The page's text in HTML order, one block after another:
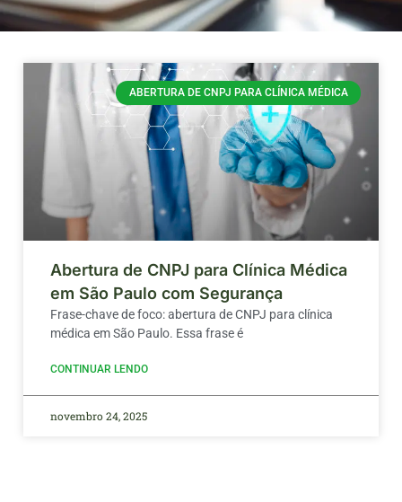
ABERTURA DE CNPJ PARA CLÍNICA MÉDICA
Abertura de CNPJ para Clínica Médica
em São Paulo com Segurança
Frase-chave de foco: abertura de CNPJ para clínica
médica em São Paulo. Essa frase é
CONTINUAR LENDO
novembro 24, 2025